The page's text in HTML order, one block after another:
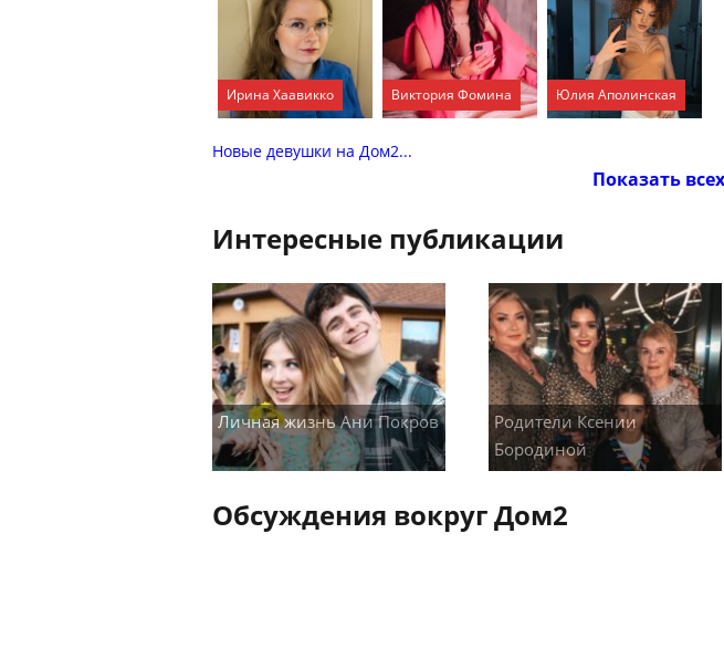
Ирина Хаавикко Виктория Фомина Юлия Аполинская
Новые девушки на Дом2...
Показать
Интересные публикации
Личная жизнь Ани Покров
Родители Ксении
Бородиной
Обсуждения вокруг Дом2